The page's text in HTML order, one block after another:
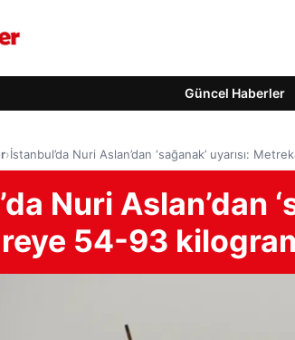
Güncel Haberler
›İstanbul’da Nuri Aslan’dan ‘sağanak’ uyarısı:
Nuri Aslan’dan
54-93